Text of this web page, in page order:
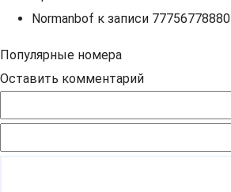
Normanbof к записи 77756778880
Популярные номера
Оставить комментарий